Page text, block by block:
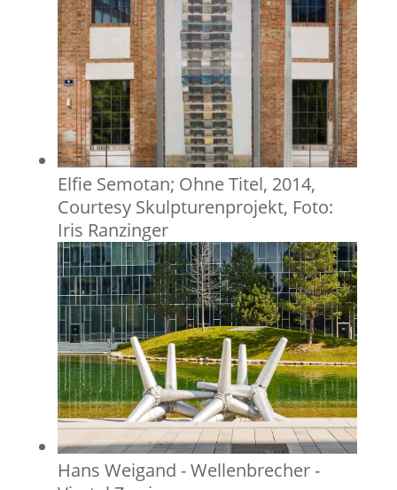
Elfie Semotan; Ohne Titel, 2014,
Courtesy Skulpturenprojekt, Foto:
Iris Ranzinger
Hans Weigand - Wellenbrecher -